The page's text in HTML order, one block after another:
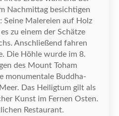
Nachmittag besichtigen
Seine Malereien auf Holz
zu einem der Schätze
Anschließend fahren
Die Höhle wurde im 8.
des Mount Toham
monumentale Buddha-
Das Heiligtum gilt als
Kunst im Fernen Osten.
Restaurant.